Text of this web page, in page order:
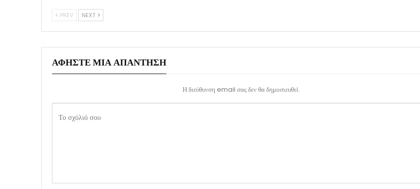
PREV NEXT
ΑΦΉΣΤΕ ΜΙΑ ΑΠΆΝΤΗΣΗ
Η διεύθυνση email σας δεν θα δημοσιευθεί.